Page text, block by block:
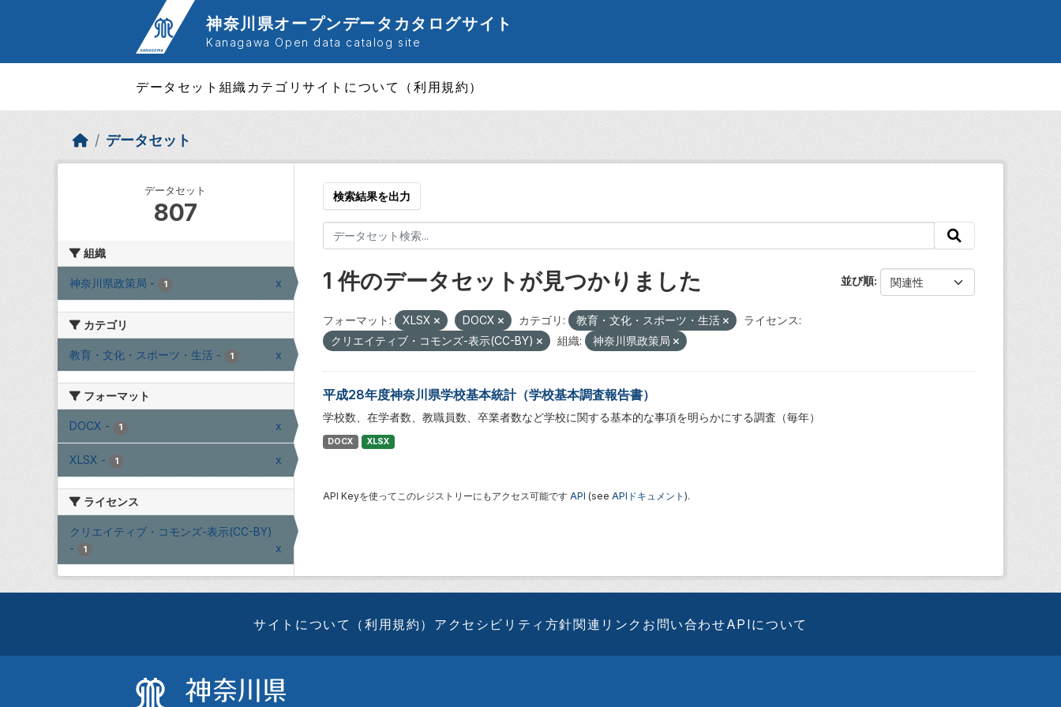
神奈川県オープンデータカタログサイト
Kanagawa Open data catalog site
データセット 組織 カテゴリサイトについて（利用規約）
データセット
データセット
807
組織
神奈川県政策局 - 1 x
カテゴリ
教育・文化・スポーツ・生活 - 1 x
フォーマット
DOCX - 1 x
XLSX - 1 x
ライセンス
クリエイティブ・コモンズ-表示(CC-BY)
-
1 x
検索結果を出力
並び順
1 件のデータセットが見つかりました
フォーマット: XLSX DOCX カテゴリ: 教育・文化・スポーツ・生活
ライセンス:
クリエイティブ・コモンズ-表示(CC-BY)
組織: 神奈川県政策局
平成28年度神奈川県学校基本統計（学校基本調査報告書）
学校数、在学者数、教職員数、卒業者数など学校に関する基本的な事項を明らかにする調査（毎年）
DOCX XLSX
API Keyを使ってこのレジストリーにもアクセス可能です API (see APIドキュメント ).
サイトについて（利用規約） アクセシビリティ方針関連リンク お問い合わせAPIについて